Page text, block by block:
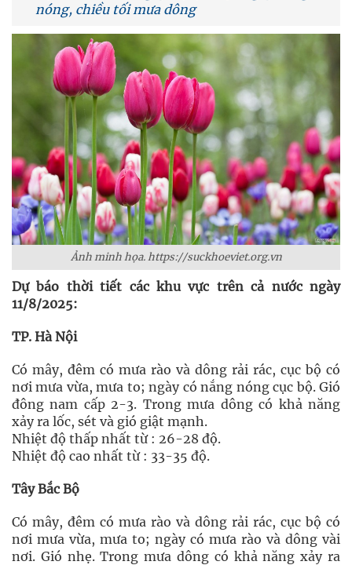
nóng, chiều tối mưa dông
Ảnh minh họa. https://suckhoeviet.org.vn
Dự báo thời tiết các khu vực trên cả nước ngày
11/8/2025:
TP. Hà Nội
Có mây, đêm có mưa rào và dông rải rác, cục bộ có
nơi mưa vừa, mưa to; ngày có nắng nóng cục bộ. Gió
đông nam cấp 2-3. Trong mưa dông có khả năng
xảy ra lốc, sét và gió giật mạnh.
Nhiệt độ thấp nhất từ : 26-28 độ.
Nhiệt độ cao nhất từ : 33-35 độ.
Tây Bắc Bộ
Có mây, đêm có mưa rào và dông rải rác, cục bộ có
nơi mưa vừa, mưa to; ngày có mưa rào và dông vài
nơi. Gió nhẹ. Trong mưa dông có khả năng xảy ra